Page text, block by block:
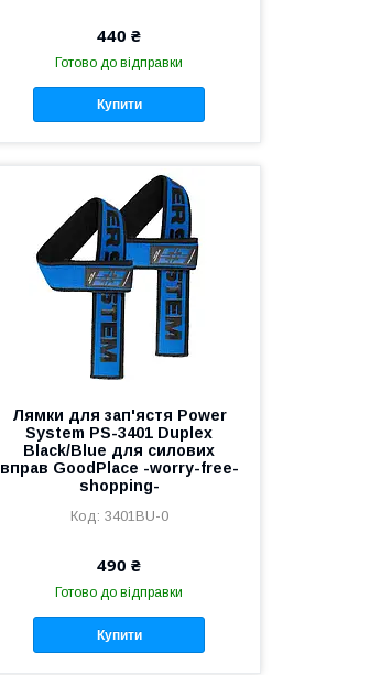
440 ₴
Готово до відправки
Купити
Лямки для зап'ястя Power
System PS-3401 Duplex
Black/Blue для силових
вправ GoodPlace -worry-free-
shopping-
3401BU-0
490 ₴
Готово до відправки
Купити